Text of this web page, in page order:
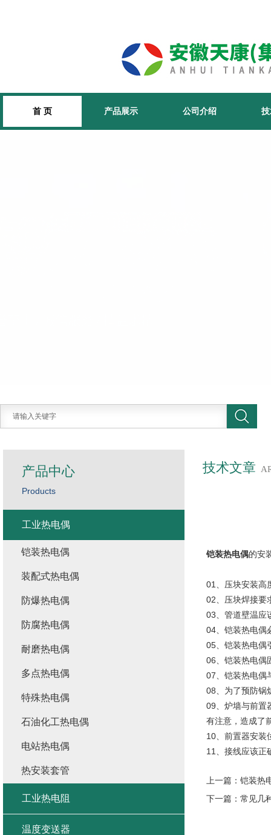
首 页 产品展示 公司介绍
技术文章
铠装热电偶的安
01、压块安装高
02、压块焊接要
03、管道壁温应
04、铠装热电偶
05、铠装热电偶
06、铠装热电偶
07、铠装热电偶
08、为了预防锅
09、炉墙与前置
有注意，造成了
10、前置器安装
11、接线应该正
上一篇： 铠装热
下一篇： 常见几
产品中心
Products
工业热电偶
铠装热电偶
装配式热电偶
防爆热电偶
防腐热电偶
耐磨热电偶
多点热电偶
特殊热电偶
石油化工热电偶
电站热电偶
热安装套管
工业热电阻
温度变送器